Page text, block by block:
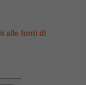
alle fonti di